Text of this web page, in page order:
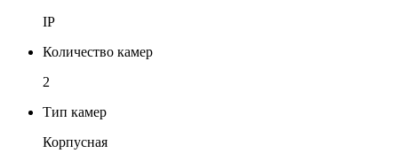
IP
Количество камер
2
Тип камер
Корпусная